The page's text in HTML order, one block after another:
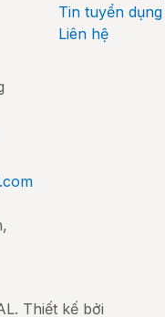
Tin tuyển dụng
Liên hệ
Thiết kế bởi